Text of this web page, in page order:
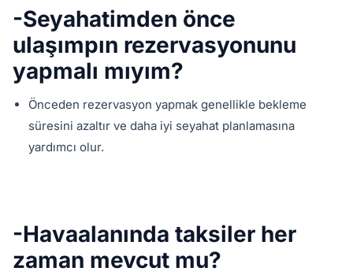
-Seyahatimden önce
ulaşımpın rezervasyonunu
yapmalı mıyım?
Önceden rezervasyon yapmak genellikle bekleme
süresini azaltır ve daha iyi seyahat planlamasına
yardımcı olur.
-Havaalanında taksiler her
zaman mevcut mu?